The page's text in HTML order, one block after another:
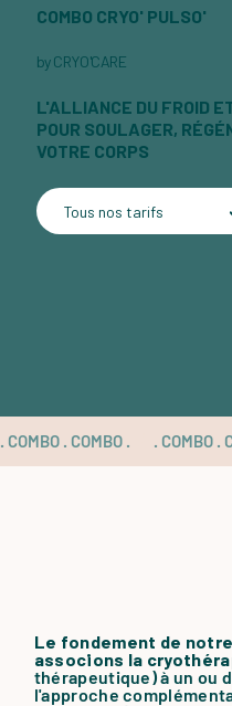
COMBO CRYO' PULSO'
by CRYO'CARE
L'ALLIANCE DU FROID
POUR SOULAGER,
VOTRE CORPS
Tous nos tarifs
. COMBO . COMBO .
Le fondement de
associons la
thérapeutique) à un ou
l'approche